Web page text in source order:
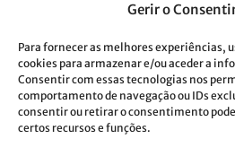
Gerir o
Para fornecer as melhores experiências,
cookies para armazenar e/ou aceder a
Consentir com essas tecnologias nos
comportamento de navegação ou IDs
consentir ou retirar o consentimento
certos recursos e funções.
Dou consentimento ao
política de privacidade.*
A Costa Verde está comprometida com a